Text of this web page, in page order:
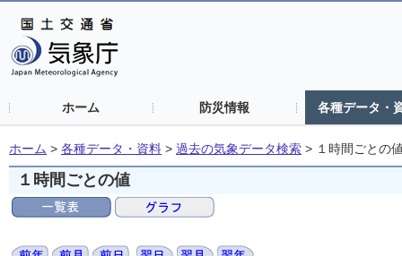
ホーム 防災情報 各種データ・
ホーム > 各種データ・資料 > 過去の気象データ検索 > １時間ごとの
１時間ごとの値